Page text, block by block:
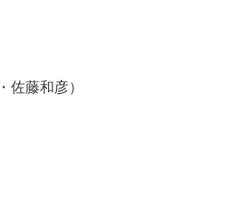
佐藤和彦）